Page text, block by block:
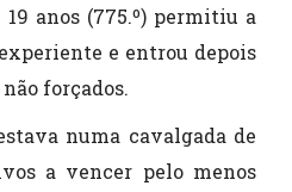
anos (775.º) permitiu a
e entrou depois
forçados.
numa cavalgada de
a vencer pelo menos